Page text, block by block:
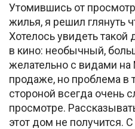
Утомившись от
жилья, я решил глянуть
Хотелось увидеть
в кино: необычный,
желательно с видами на
продаже, но проблема в
стороной всегда очень
просмотре.
этот дом не получится.